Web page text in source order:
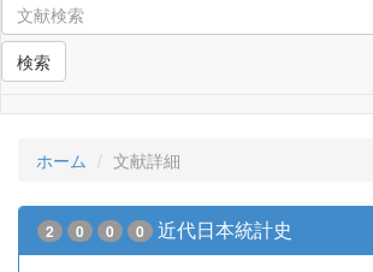
検索
ホーム 文献詳細
2 0 0 0 近代日本統計史